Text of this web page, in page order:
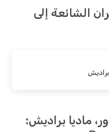
إلى
براديش: